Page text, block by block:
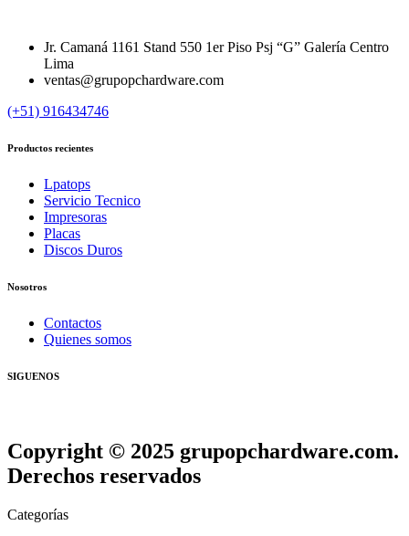
Jr. Camaná 1161 Stand 550 1er Piso Psj “G” Galería Centro
Lima
ventas@grupopchardware.com
(+51) 916434746
Productos recientes
Lpatops
Servicio Tecnico
Impresoras
Placas
Discos Duros
Nosotros
Contactos
Quienes somos
SIGUENOS
Copyright © 2025 grupopchardware.com.
Derechos reservados
Categorías